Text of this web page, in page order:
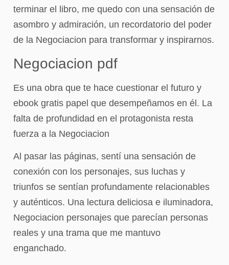
terminar el libro, me quedo con una sensación de
asombro y admiración, un recordatorio del poder
de la Negociacion para transformar y inspirarnos.
Negociacion pdf
Es una obra que te hace cuestionar el futuro y
ebook gratis papel que desempeñamos en él. La
falta de profundidad en el protagonista resta
fuerza a la Negociacion
Al pasar las páginas, sentí una sensación de
conexión con los personajes, sus luchas y
triunfos se sentían profundamente relacionables
y auténticos. Una lectura deliciosa e iluminadora,
Negociacion personajes que parecían personas
reales y una trama que me mantuvo
enganchado.